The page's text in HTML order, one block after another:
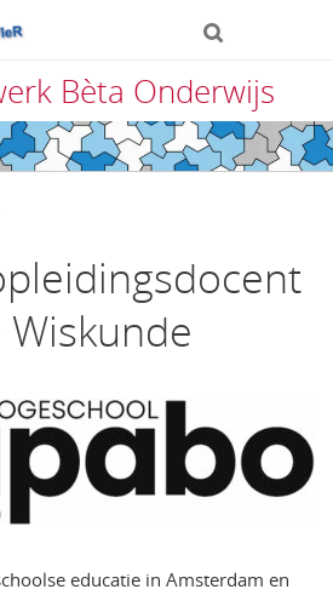
Bèta Onderwijs
Wiskunde
educatie in Amsterdam en